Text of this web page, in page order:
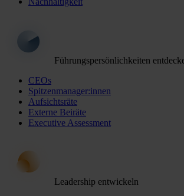
Führungspersönlichkeiten
CEOs
Spitzenmanager:innen
Aufsichtsräte
Externe Beiräte
Executive Assessment
Leadership entwickeln